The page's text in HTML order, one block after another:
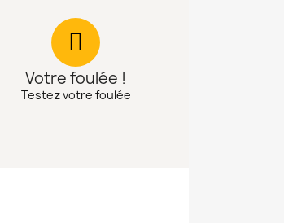
Votre foulée !
Testez votre foulée